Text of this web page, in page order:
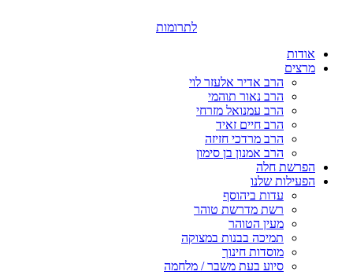
לתרומות
אודות
מרצים
הרב אדיר אלעזר לוי
הרב נאור תוהמי
הרב עמנואל מזרחי
הרב חיים זאיד
הרב מרדכי חזיזה
הרב אמנון בן סימון
הפרשת חלה
הפעילות שלנו
עדות ביהוסף
רשת מדרשת טוהר
מעין הטוהר
תמיכה בבנות במצוקה
מוסדות חינוך
סיוע בעת משבר / מלחמה